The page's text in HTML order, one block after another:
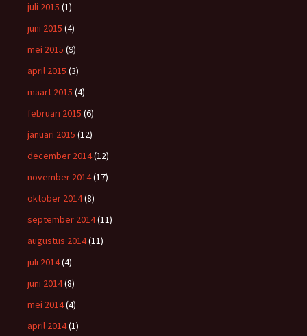
juli 2015 (1)
juni 2015 (4)
mei 2015 (9)
april 2015 (3)
maart 2015 (4)
februari 2015 (6)
januari 2015 (12)
december 2014(12)
november 2014(17)
oktober 2014(8)
september 2014(11)
augustus 2014(11)
juli 2014(4)
juni 2014(8)
mei 2014(4)
april 2014(1)